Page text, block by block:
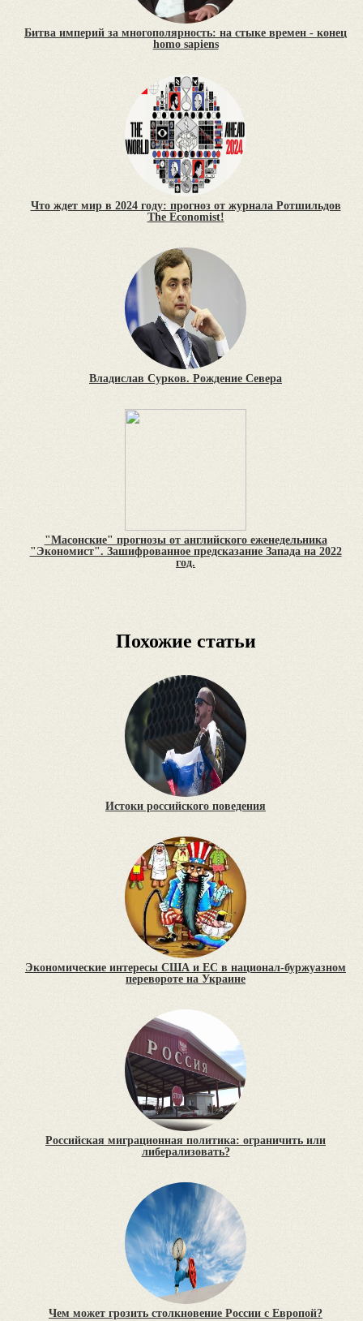
Битва империй за многополярность: на стыке времен - конец
homo sapiens
Что ждет мир в 2024 году: прогноз от журнала Ротшильдов
The Economist!
Владислав Сурков. Рождение Севера
"Масонские" прогнозы от английского еженедельника
"Экономист". Зашифрованное предсказание Запада на 2022
год.
Похожие статьи
Истоки российского поведения
Экономические интересы США и ЕС в национал-буржуазном
перевороте на Украине
Российская миграционная политика: ограничить или
либерализовать?
Чем может грозить столкновение России с Европой?